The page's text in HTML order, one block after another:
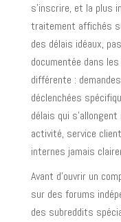
s’inscrire, et la plus
traitement affichés
des délais idéaux,
documentée dans
différente :
déclenchées
délais qui
activité, service
internes jamais
Avant d’ouvrir un
sur des forums
des subreddits